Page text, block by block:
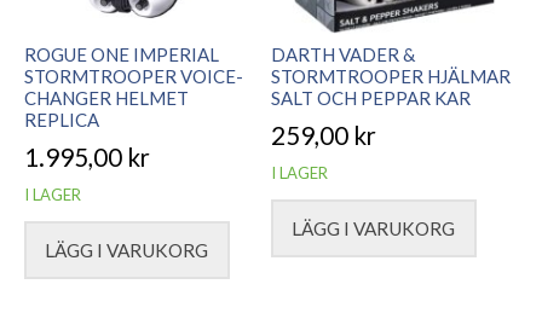
ROGUE ONE IMPERIAL
STORMTROOPER VOICE-
CHANGER HELMET
REPLICA
1.995,00 kr
I LAGER
LÄGG I VARUKORG
DARTH VADER &
STORMTROOPER HJÄLMAR
SALT OCH PEPPAR KAR
259,00 kr
I LAGER
LÄGG I VARUKORG